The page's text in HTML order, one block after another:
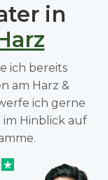
in
ich bereits
am Harz &
ich gerne
Hinblick auf